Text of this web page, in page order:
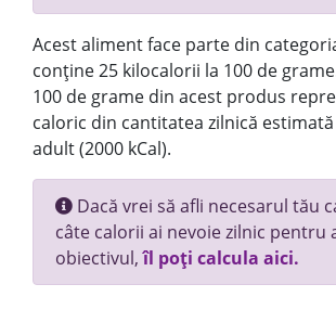
Acest aliment face parte din
conține 25 kilocalorii la 100 de
100 de grame din acest produs
caloric din cantitatea zilnică
adult (2000 kCal).
Dacă vrei să afli necesarul tău
câte calorii ai nevoie zilnic pentru
obiectivul,îl poți calcula aici.